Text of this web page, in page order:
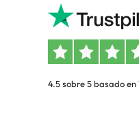
4.5 sobre 5 basado en